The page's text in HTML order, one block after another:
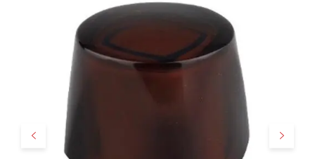
Précédent Suivant